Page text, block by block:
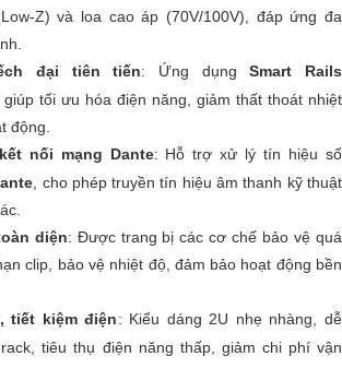
Z) và loa cao áp (70V/100V), đáp ứng đa
đại tiên tiến: Ứng dụngSmart Rails
giúp tối ưu hóa điện năng, giảm thất thoát nhiệt
động.
nối mạng Dante: Hỗ trợ xử lý tín hiệu số
, cho phép truyền tín hiệu âm thanh kỹ thuật
diện: Được trang bị các cơ chế bảo vệ quá
clip, bảo vệ nhiệt độ, đảm bảo hoạt động bền
tiết kiệm điện: Kiểu dáng 2U nhẹ nhàng, dễ
tiêu thụ điện năng thấp, giảm chi phí vận